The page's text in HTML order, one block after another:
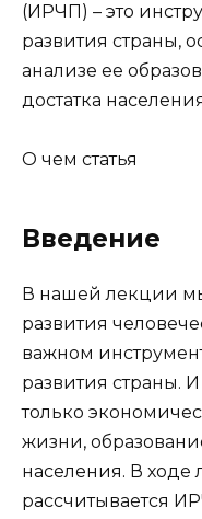
(ИРЧП) – это
развития страны,
анализе ее
достатка
О чем статья
Введение
В нашей лекции
развития
важном
развития страны.
только
жизни,
населения. В
рассчитывается